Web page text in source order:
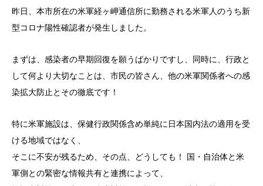
昨日、本市所在の米軍経ヶ岬通信所に勤務される米軍人のうち新
型コロナ陽性確認者が発生しました。
まずは、感染者の早期回復を願うばかりですし、同時に、行政と
して何より大切なことは、市民の皆さん、他の米軍関係者への感
染拡大防止とその徹底です！
特に米軍施設は、保健行政関係含め単純に日本国内法の適用を受
ける地域ではなく、
そこに不安が残るため、その点、どうしても！ 国・自治体と米
軍側との緊密な情報共有と連携によって、